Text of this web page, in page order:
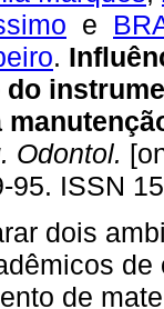
e
.
do
Odontol.
95. ISSN
dois
de
de